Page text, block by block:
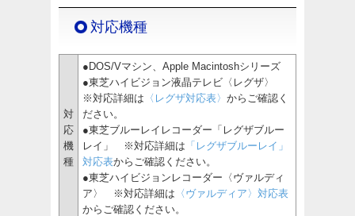
対応機種
対
応
機
種
●DOS/Vマシン、Apple Macintoshシリーズ
●東芝ハイビジョン液晶テレビ〈レグザ〉
※対応詳細は 〈レグザ対応表〉 からご確認く
ださい。
●東芝ブルーレイレコーダー「レグザブルー
レイ」 ※対応詳細は 「レグザブルーレイ」
対応表からご確認ください。
●東芝ハイビジョンレコーダー〈ヴァルディ
ア〉 ※対応詳細は 〈ヴァルディア〉対応表
からご確認ください。